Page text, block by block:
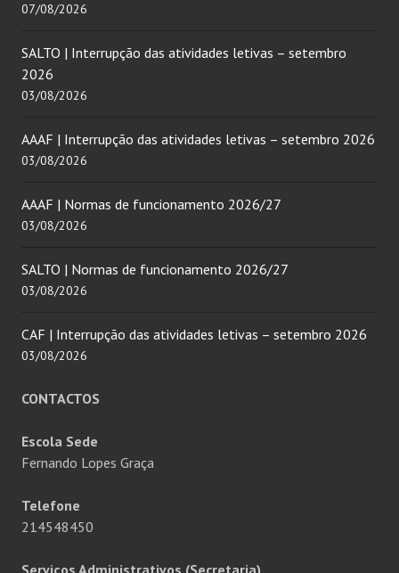
07/08/2026
SALTO | Interrupção das atividades letivas – setembro
2026
03/08/2026
AAAF | Interrupção das atividades letivas – setembro 2026
03/08/2026
AAAF | Normas de funcionamento 2026/27
03/08/2026
SALTO | Normas de funcionamento 2026/27
03/08/2026
CAF | Interrupção das atividades letivas – setembro 2026
03/08/2026
CONTACTOS
Escola Sede
Fernando Lopes Graça
Telefone
214548450